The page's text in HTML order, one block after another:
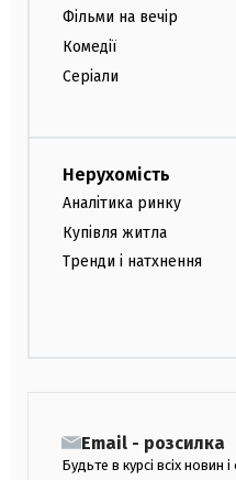
Фільми на вечір
Комедії
Серіали
Нерухомість
Аналітика ринку
Купівля житла
Тренди і натхнення
Email - розсилка
Будьте в курсі всіх новин